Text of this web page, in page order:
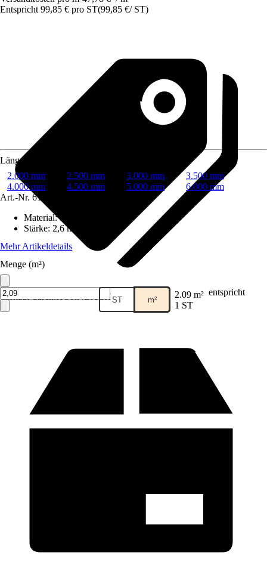
Entspricht 99,85 € pro ST(99,85 €/ ST)
Verkauf durch:HORNBACH
Länge
2.000 mm
2.500 mm 3.000 mm
3.500 mm
4.000 mm
4.500 mm 5.000 mm
6.000 mm
Art.-Nr. 6107368
Material:Kunststoff
Stärke: 2,6 mm
Mehr Artikeldetails
Menge (m²)
ST m² 2.09 m² entspricht
1 ST